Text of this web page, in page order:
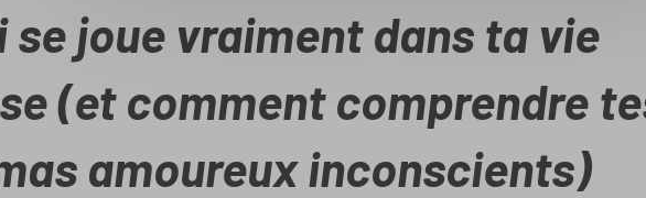
se joue vraiment dans ta vie
(et comment comprendre
amoureux inconscients)